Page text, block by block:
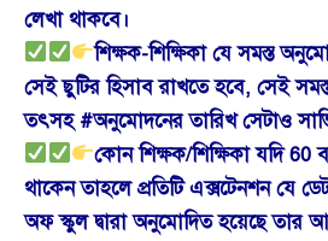
লেখা থাকবে।
শিক্ষক-শিক্ষিকা যে সমস্ত
সেই ছুটির হিসাব রাখতে হবে, সেই
তৎসহ #অনুমোদনের তারিখ সেটাও
কোন শিক্ষক/শিক্ষিকা যদি 60
থাকেন তাহলে প্রতিটি এক্সটেনশন যে ডেট
অফ স্কুল দ্বারা অনুমোদিত হয়েছে তার